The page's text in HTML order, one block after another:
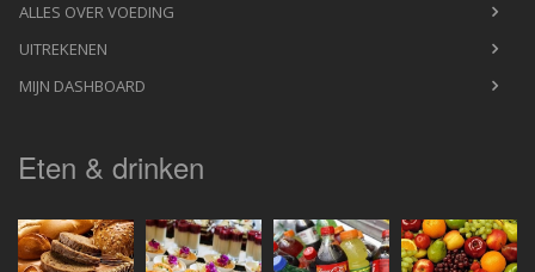
ALLES OVER VOEDING
UITREKENEN
MIJN DASHBOARD
Eten & drinken